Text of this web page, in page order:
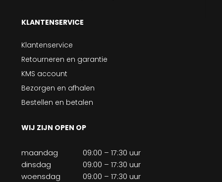
KLANTENSERVICE
Klantenservice
Retourneren en garantie
KMS account
Bezorgen en afhalen
Bestellen en betalen
WIJ ZIJN OPEN OP
maandag
09:00 – 17:30 uur
dinsdag
09:00 – 17:30 uur
woensdag
09:00 – 17:30 uur